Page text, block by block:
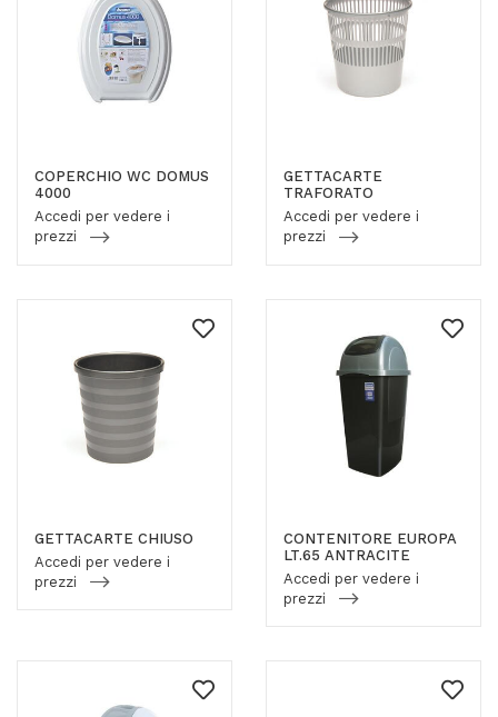
COPERCHIO WC DOMUS
4000
Accedi per vedere i
prezzi
GETTACARTE
TRAFORATO
Accedi per vedere i
prezzi
GETTACARTE CHIUSO
Accedi per vedere i
prezzi
CONTENITORE EUROPA
LT.65 ANTRACITE
Accedi per vedere i
prezzi